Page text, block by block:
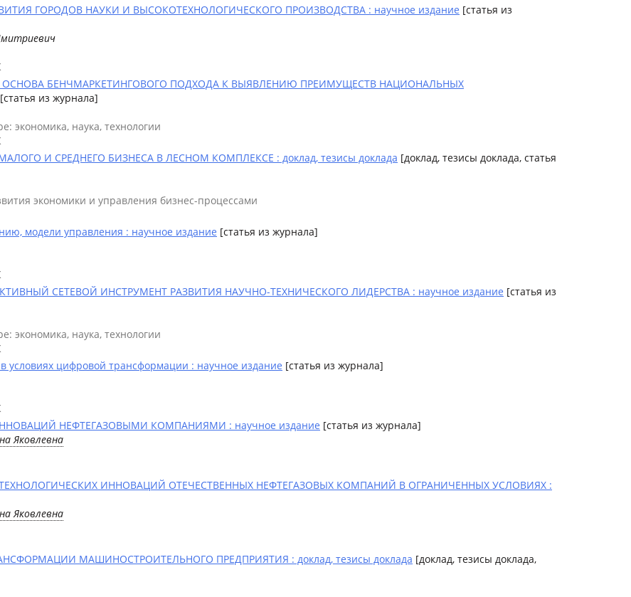
ГОРОДОВ НАУКИ И ВЫСОКОТЕХНОЛОГИЧЕСКОГО ПРОИЗВОДСТВА : научное издание [статья из
БЕНЧМАРКЕТИНГОВОГО ПОДХОДА К ВЫЯВЛЕНИЮ ПРЕИМУЩЕСТВ НАЦИОНАЛЬНЫХ
[статья из журнала]
экономика, наука, технологии
И СРЕДНЕГО БИЗНЕСА В ЛЕСНОМ КОМПЛЕКСЕ : доклад, тезисы доклада [доклад, тезисы доклада, статья
экономики и управления бизнес-процессами
модели управления : научное издание [статья из журнала]
СЕТЕВОЙ ИНСТРУМЕНТ РАЗВИТИЯ НАУЧНО-ТЕХНИЧЕСКОГО ЛИДЕРСТВА : научное издание [статья из
экономика, наука, технологии
условиях цифровой трансформации : научное издание [статья из журнала]
НЕФТЕГАЗОВЫМИ КОМПАНИЯМИ : научное издание [статья из журнала]
Яковлевна
ИННОВАЦИЙ ОТЕЧЕСТВЕННЫХ НЕФТЕГАЗОВЫХ КОМПАНИЙ В ОГРАНИЧЕННЫХ УСЛОВИЯХ :
Яковлевна
МАШИНОСТРОИТЕЛЬНОГО ПРЕДПРИЯТИЯ : доклад, тезисы доклада [доклад, тезисы доклада,